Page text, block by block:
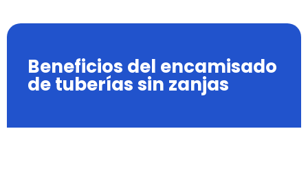
Beneficios del encamisado
de tuberías sin zanjas